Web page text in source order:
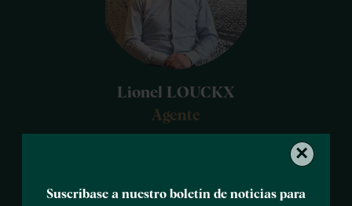
Suscríbase a nuestro boletín de noticias para
×
Lionel LOUCKX
Agente
lionel.louckx@polo-properties.com